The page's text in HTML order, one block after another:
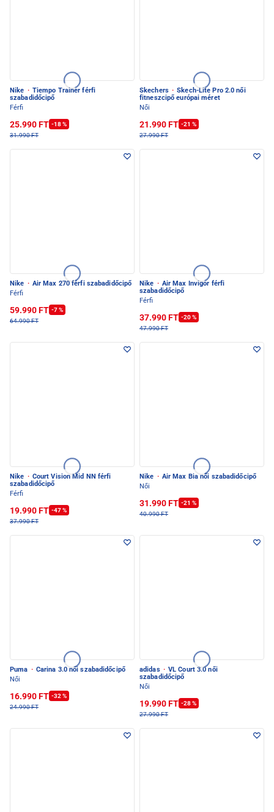
Nike · Tiempo Trainer férfi
szabadidőcipő
Férfi
25.990 FT -18 %
31.990 FT
Skechers · Skech-Lite Pro 2.0 női
fitneszcipő európai méret
Női
21.990 FT -21 %
27.990 FT
Nike · Air Max 270 férfi szabadidőcipő
Férfi
59.990 FT -7 %
64.990 FT
Nike · Air Max Invigor férfi
szabadidőcipő
Férfi
37.990 FT -20 %
47.990 FT
Nike · Court Vision Mid NN férfi
szabadidőcipő
Férfi
19.990 FT -47 %
37.990 FT
Nike · Air Max Bia női szabadidőcipő
Női
31.990 FT -21 %
40.990 FT
Puma · Carina 3.0 női szabadidőcipő
Női
16.990 FT -32 %
24.990 FT
adidas · VL Court 3.0 női
szabadidőcipő
Női
19.990 FT -28 %
27.990 FT